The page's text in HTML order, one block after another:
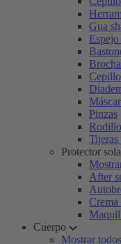
Gua
Pinzas
Tijeras
Protector
After
Crema
Cuerpo
Mostrar todos